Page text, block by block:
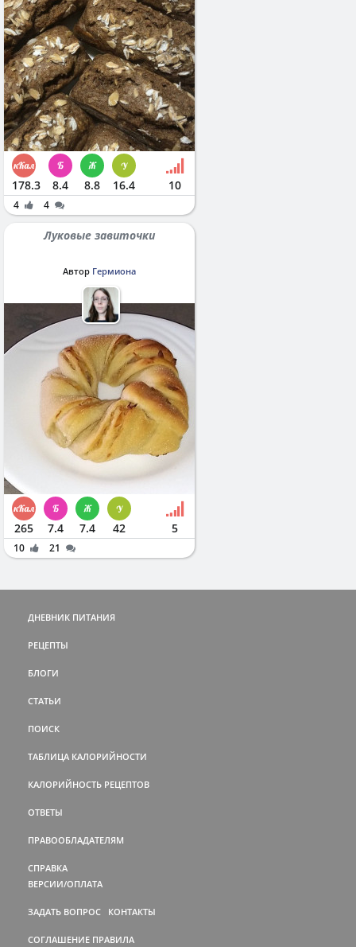
178.3 8.4 8.8 16.4 10
4 4
Луковые завиточки
Автор Гермиона
265 7.4 7.4 42 5
10 21
ДНЕВНИК ПИТАНИЯ
РЕЦЕПТЫ
БЛОГИ
СТАТЬИ
ПОИСК
ТАБЛИЦА КАЛОРИЙНОСТИ
КАЛОРИЙНОСТЬ РЕЦЕПТОВ
ОТВЕТЫ
ПРАВООБЛАДАТЕЛЯМ
СПРАВКА
ВЕРСИИ/ОПЛАТА
ЗАДАТЬ ВОПРОС КОНТАКТЫ
СОГЛАШЕНИЕ ПРАВИЛА